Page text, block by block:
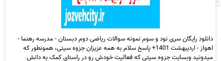
دانلود رایگان سری نود و سوم نمونه سوالات ریاضی دوم دبستان - مدرسه رهنما -
اهواز - اردیبهشت 1401+ پاسخ سلام به همه عزیزان جزوه سیتی، همونطور که
میدونید وبسایت جزوه سیتی که فعالیت خودش رو در راستای کمک به دانش